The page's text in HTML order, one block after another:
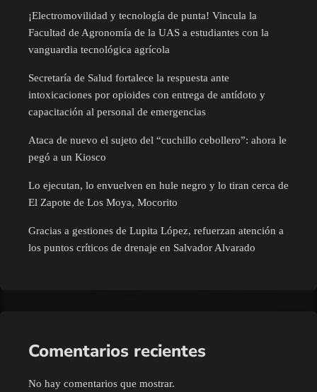
¡Electromovilidad y tecnología de punta! Vincula la
Facultad de Agronomía de la UAS a estudiantes con la
vanguardia tecnológica agrícola
Secretaría de Salud fortalece la respuesta ante
intoxicaciones por opioides con entrega de antídoto y
capacitación al personal de emergencias
Ataca de nuevo el sujeto del “cuchillo cebollero”: ahora le
pegó a un Kiosco
Lo ejecutan, lo envuelven en hule negro y lo tiran cerca de
El Zapote de Los Moya, Mocorito
Gracias a gestiones de Lupita López, refuerzan atención a
los puntos críticos de drenaje en Salvador Alvarado
Comentarios recientes
No hay comentarios que mostrar.